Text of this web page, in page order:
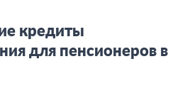
кредиты
для пенсионеров в